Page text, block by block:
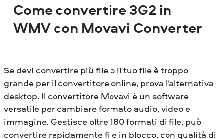
Come convertire 3G2 in
WMV con Movavi Converter
Se devi convertire più file o il tuo file è troppo
grande per il convertitore online, prova l'alternativa
desktop. Il convertitore Movavi è un software
versatile per cambiare formato audio, video e
immagine. Gestisce oltre 180 formati di file, può
convertire rapidamente file in blocco, con qualità di